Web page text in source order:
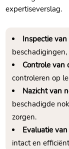
expertiseverslag.​
Inspectie
Controle van
controleren op
Nazicht van
beschadigde
zorgen.​
Evaluatie
intact en